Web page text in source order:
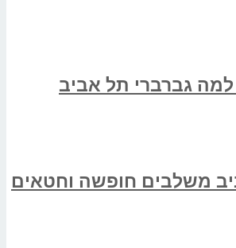
גברברי תל אביב
משלבים חופשה וחטאים